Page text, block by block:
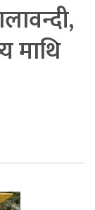
माथि